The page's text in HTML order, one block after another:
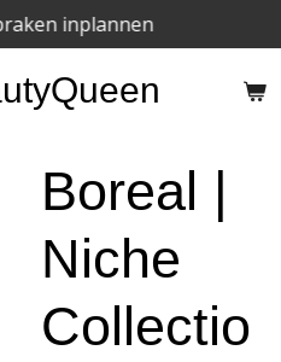
inplannen
Boreal |
Niche
Collectio